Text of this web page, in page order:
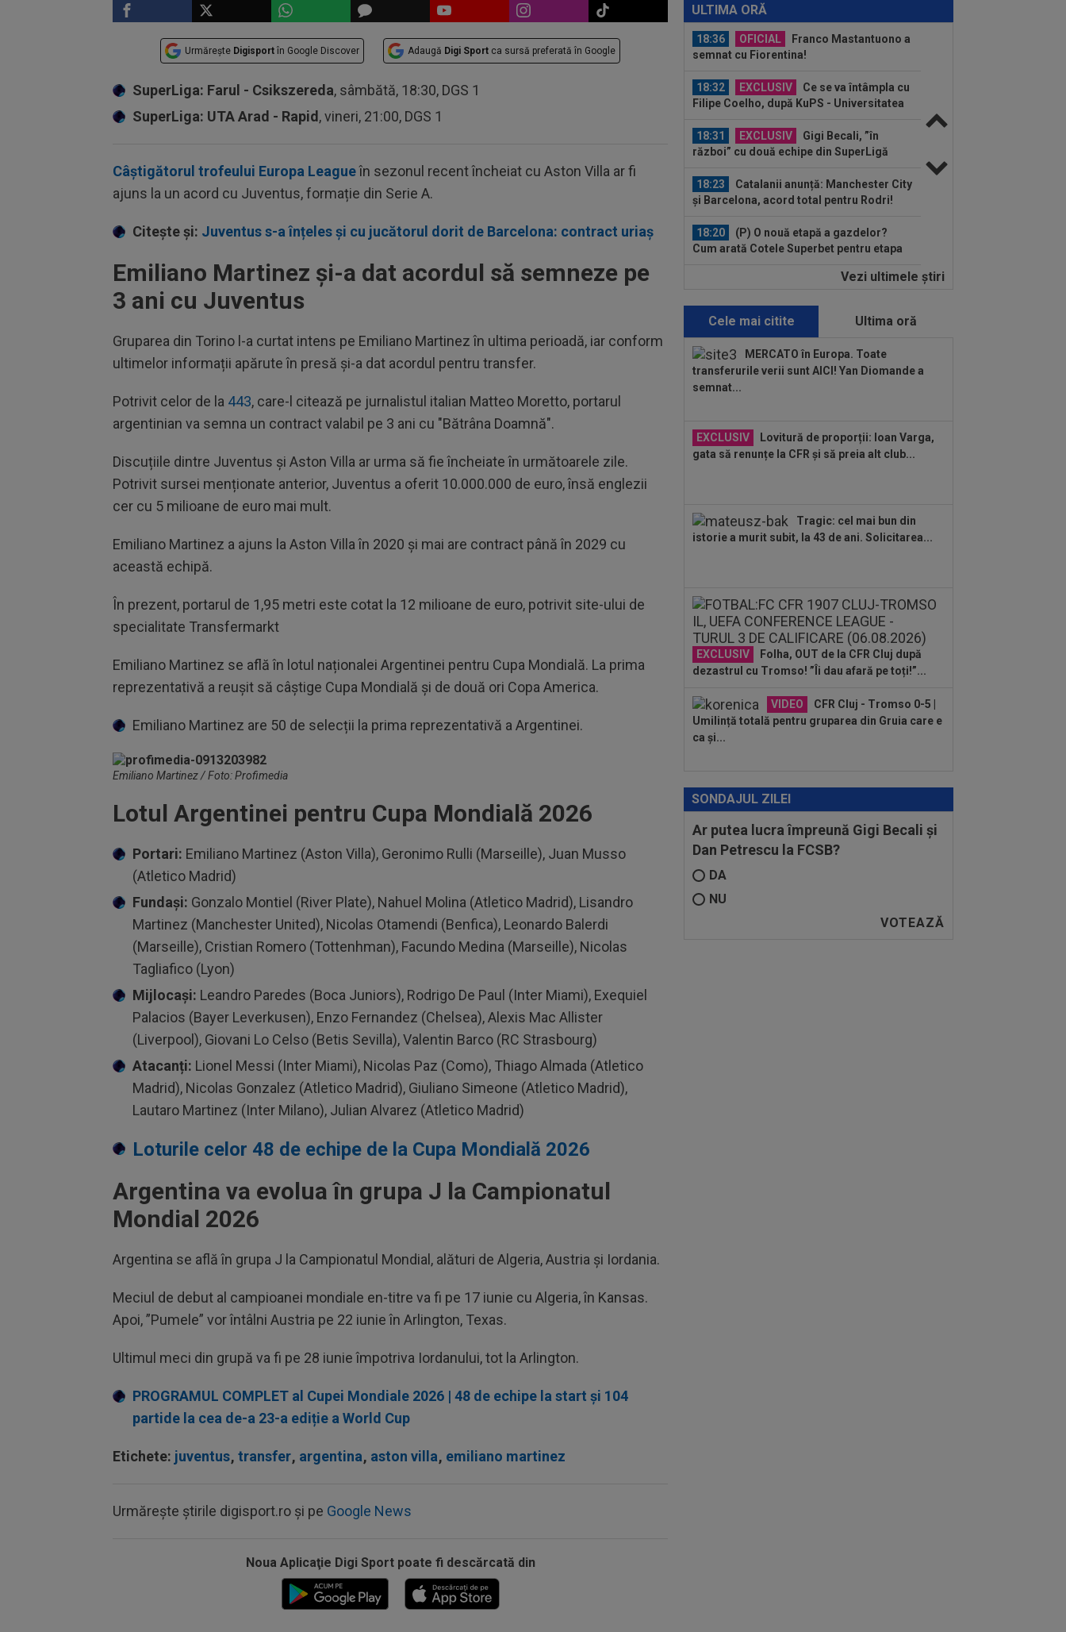
Urmărește Digisport în Google Discover Adaugă Digi Sport ca sursă preferată în Google
SuperLiga: Farul - Csikszereda, sâmbătă, 18:30, DGS 1
SuperLiga: UTA Arad - Rapid , vineri, 21:00, DGS 1
Câștigătorul trofeului Europa Leagueîn sezonul recent încheiat cu Aston Villa ar fi
ajuns la un acord cu Juventus, formație din Serie A.
Citește și: Juventus s-a înțeles și cu jucătorul dorit de Barcelona: contract uriaș
Emiliano Martinez și-a dat acordul să semneze pe
3 ani cu Juventus
Gruparea din Torino l-a curtat intens pe Emiliano Martinez în ultima perioadă, iar conform
ultimelor informații apărute în presă și-a dat acordul pentru transfer.
Potrivit celor de la 443, care-l citează pe jurnalistul italian Matteo Moretto, portarul
argentinian va semna un contract valabil pe 3 ani cu "Bătrâna Doamnă".
Discuțiile dintre Juventus și Aston Villa ar urma să fie încheiate în următoarele zile.
Potrivit sursei menționate anterior, Juventus a oferit 10.000.000 de euro, însă englezii
cer cu 5 milioane de euro mai mult.
Emiliano Martinez a ajuns la Aston Villa în 2020 și mai are contract până în 2029 cu
această echipă.
În prezent, portarul de 1,95 metri este cotat la 12 milioane de euro, potrivit site-ului de
specialitate Transfermarkt
Emiliano Martinez se află în lotul naționalei Argentinei pentru Cupa Mondială. La prima
reprezentativă a reușit să câștige Cupa Mondială și de două ori Copa America.
Emiliano Martinez are 50 de selecții la prima reprezentativă a Argentinei.
Emiliano Martinez / Foto: Profimedia
Lotul Argentinei pentru Cupa Mondială 2026
Portari: Emiliano Martinez (Aston Villa), Geronimo Rulli (Marseille), Juan Musso
(Atletico Madrid)
Fundași: Gonzalo Montiel (River Plate), Nahuel Molina (Atletico Madrid), Lisandro
Martinez (Manchester United), Nicolas Otamendi (Benfica), Leonardo Balerdi
(Marseille), Cristian Romero (Tottenhman), Facundo Medina (Marseille), Nicolas
Tagliafico (Lyon)
Mijlocași: Leandro Paredes (Boca Juniors), Rodrigo De Paul (Inter Miami), Exequiel
Palacios (Bayer Leverkusen), Enzo Fernandez (Chelsea), Alexis Mac Allister
(Liverpool), Giovani Lo Celso (Betis Sevilla), Valentin Barco (RC Strasbourg)
Atacanți: Lionel Messi (Inter Miami), Nicolas Paz (Como), Thiago Almada (Atletico
Madrid), Nicolas Gonzalez (Atletico Madrid), Giuliano Simeone (Atletico Madrid),
Lautaro Martinez (Inter Milano), Julian Alvarez (Atletico Madrid)
Loturile celor 48 de echipe de la Cupa Mondială 2026
Argentina va evolua în grupa J la Campionatul
Mondial 2026
Argentina se află în grupa J la Campionatul Mondial, alături de Algeria, Austria și Iordania.
Meciul de debut al campioanei mondiale en-titre va fi pe 17 iunie cu Algeria, în Kansas.
Apoi, ”Pumele” vor întâlni Austria pe 22 iunie în Arlington, Texas.
Ultimul meci din grupă va fi pe 28 iunie împotriva Iordanului, tot la Arlington.
PROGRAMUL COMPLET al Cupei Mondiale 2026 | 48 de echipe la start și 104
partide la cea de-a 23-a ediție a World Cup
Etichete: juventus, transfer, argentina, aston villa, emiliano martinez
Urmărește știrile digisport.ro și pe Google News
Noua Aplicaţie Digi Sport poate fi descărcată din
ULTIMA ORĂ
transferat de Dinamo? Ce a spus Nuno
Campos
18:36
OFICIAL
Franco Mastantuono a
semnat cu Fiorentina!
18:32 EXCLUSIV
Ce se va întâmpla cu
Filipe Coelho, după KuPS - Universitatea
18:31
EXCLUSIV
Gigi Becali, ”în
război” cu două echipe din SuperLigă
18:23
Catalanii anunță: Manchester City
și Barcelona, acord total pentru Rodri!
18:20
(P) O nouă etapă a gazdelor?
Cum arată Cotele Superbet pentru etapa
Unirea
17:59
A început "showul" la Real Madrid:
Mourinho, enervat la culme de
Florentino...
17:59
Cristi Chivu a ”dat alarma”! Mesaj
ferm pentru conducerea de la Inter,
VIDEO, sâmbătă, 21:30, la DGS 1. Egalitate
de puncte...
18:36
OFICIAL
Franco Mastantuono a
semnat cu Fiorentina!
Craiova 1-1
18:31
EXCLUSIV
Gigi Becali, ”în
război” cu două echipe din SuperLigă
Vezi ultimele ştiri
Cele mai citite Ultima oră
MERCATO în Europa. Toate
transferurile verii sunt AICI! Yan Diomande a
semnat...
EXCLUSIV
Lovitură de proporții: Ioan Varga,
gata să renunțe la CFR și să preia alt club...
Tragic: cel mai bun din
istorie a murit subit, la 43 de ani. Solicitarea...
EXCLUSIV
Folha, OUT de la CFR Cluj după
dezastrul cu Tromso! ”Îi dau afară pe toți!”...
VIDEO
CFR Cluj - Tromso 0-5 |
Umilință totală pentru gruparea din Gruia care e
ca și...
SONDAJUL ZILEI
Ar putea lucra împreună Gigi Becali și
Dan Petrescu la FCSB?
DA
NU